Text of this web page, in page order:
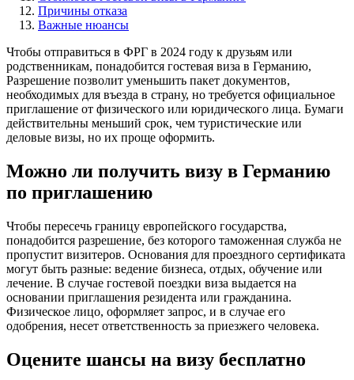
Причины отказа
Важные нюансы
Чтобы отправиться в ФРГ в 2024 году к друзьям или
родственникам, понадобится гостевая виза в Германию,
Разрешение позволит уменьшить пакет документов,
необходимых для въезда в страну, но требуется официальное
приглашение от физического или юридического лица. Бумаги
действительны меньший срок, чем туристические или
деловые визы, но их проще оформить.
Можно ли получить визу в Германию
по приглашению
Чтобы пересечь границу европейского государства,
понадобится разрешение, без которого таможенная служба не
пропустит визитеров. Основания для проездного сертификата
могут быть разные: ведение бизнеса, отдых, обучение или
лечение. В случае гостевой поездки виза выдается на
основании приглашения резидента или гражданина.
Физическое лицо, оформляет запрос, и в случае его
одобрения, несет ответственность за приезжего человека.
Оцените шансы на визу бесплатно